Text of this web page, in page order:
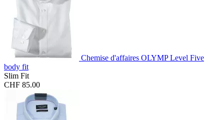
Chemise d'affaires OLYMP Level Five
body fit
Slim Fit
CHF 85.00